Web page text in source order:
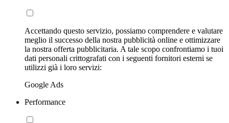
Accettando questo servizio, possiamo comprendere e valutare
meglio il successo della nostra pubblicità online e ottimizzare
la nostra offerta pubblicitaria. A tale scopo confrontiamo i tuoi
dati personali crittografati con i seguenti fornitori esterni se
utilizzi già i loro servizi:
Google Ads
Performance